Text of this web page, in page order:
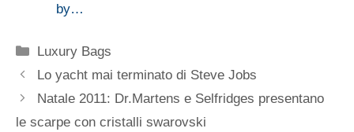
by…
Categorie
Luxury Bags
Lo yacht mai terminato di Steve Jobs
Natale 2011: Dr.Martens e Selfridges presentano
le scarpe con cristalli swarovski